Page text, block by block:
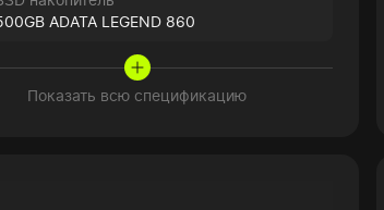
ADATA LEGEND 860
Показать всю спецификацию